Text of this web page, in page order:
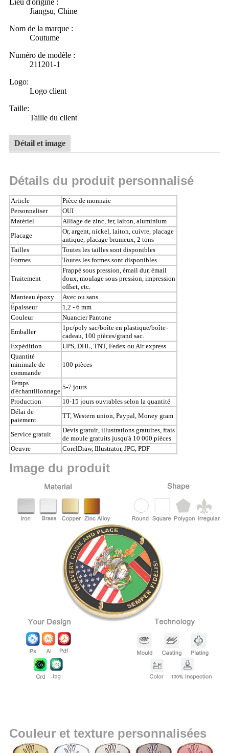
Lieu d'origine :
Jiangsu, Chine
Nom de la marque :
Coutume
Numéro de modèle :
211201-1
Logo:
Logo client
Taille:
Taille du client
Détail et image
Détails du produit personnalisé
Article
Pièce de monnaie
Personnaliser
OUI
Matériel
Alliage de zinc, fer, laiton, aluminium
Placage
Or, argent, nickel, laiton, cuivre, placage
antique, placage brumeux, 2 tons
Tailles
Toutes les tailles sont disponibles
Formes
Toutes les formes sont disponibles
Traitement
Frappé sous pression, émail dur, émail
doux, moulage sous pression, impression
offset, etc.
Manteau époxy
Avec ou sans.
Épaisseur
1,2 - 6 mm
Couleur
Nuancier Pantone
Emballer
1pc/poly sac/boîte en plastique/boîte-
cadeau, 100 pièces/grand sac.
Expédition
UPS, DHL, TNT, Fedex ou Air express
Quantité
minimale de
commande
100 pièces
Temps
d'échantillonnage
5-7 jours
Production
10-15 jours ouvrables selon la quantité
Délai de
paiement
TT, Western union, Paypal, Money gram
Service gratuit
Devis gratuit, illustrations gratuites, frais
de moule gratuits jusqu'à 10 000 pièces
Oeuvre
CorelDraw, Illustrator, JPG, PDF
Image du produit
Couleur et texture personnalisées